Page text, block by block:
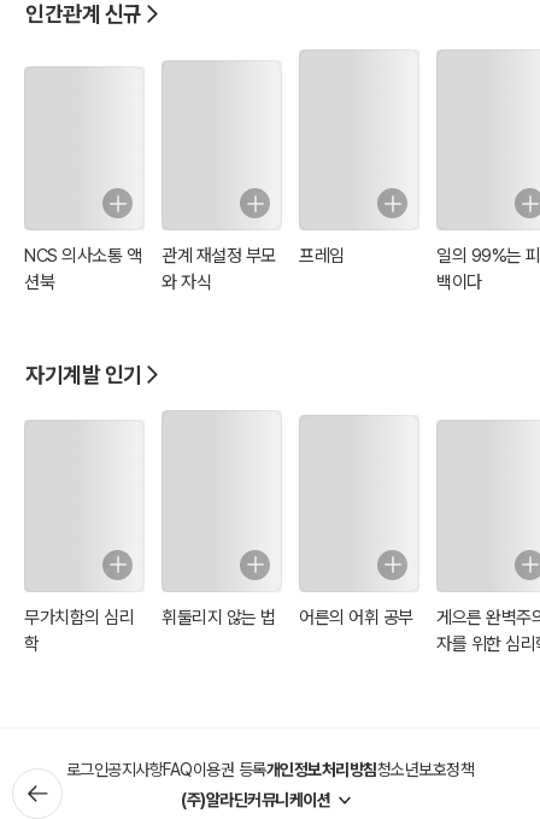
인간관계 신규
NCS 의사소통 액
션북
관계 재설정 부모
와 자식
프레임
일의 99%는
백이다
자기계발 인기
무가치함의 심리
학
휘둘리지 않는 법 어른의 어휘 공부
게으른 완벽주
자를 위한 심리
로그인공지사항FAQ이용권 등록개인정보처리방침청소년보호정책
(주)알라딘커뮤니케이션